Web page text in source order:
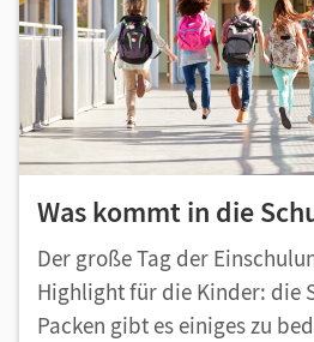
Was kommt in die
Der große Tag der
Highlight für die Kinder: die
Packen gibt es einiges zu